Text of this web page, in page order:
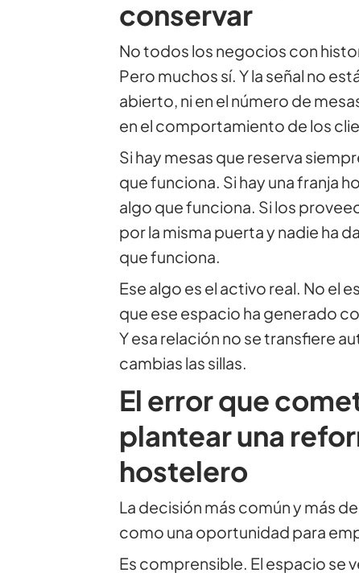
conservar
No todos los negocios con
Pero muchos sí. Y la señal no
abierto, ni en el número de
en el comportamiento de los
Si hay mesas que reserva
que funciona. Si hay una franja
algo que funciona. Si los
por la misma puerta y nadie ha
que funciona.
Ese algo es el activo real. No el
que ese espacio ha generado
Y esa relación no se transfiere
cambias las sillas.
El error que
plantear una
hostelero
La decisión más común y más
como una oportunidad para
Es comprensible. El espacio se